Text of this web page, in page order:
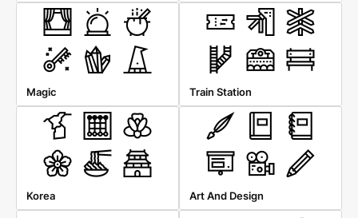
Magic Train Station
Korea Art And Design